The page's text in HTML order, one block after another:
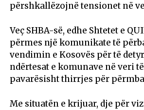
përshkallëzojnë tensionet në
Veç SHBA-së, edhe Shtetet e
përmes një komunikate të
vendimin e Kosovës për të
ndërtesat e komunave në veri
pavarësisht thirrjes për
Me situatën e krijuar, dje për